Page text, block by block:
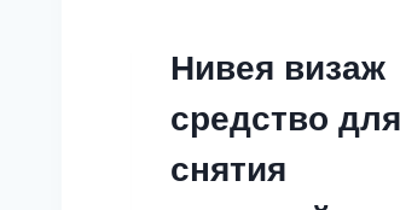
Нивея визаж
средство для
снятия